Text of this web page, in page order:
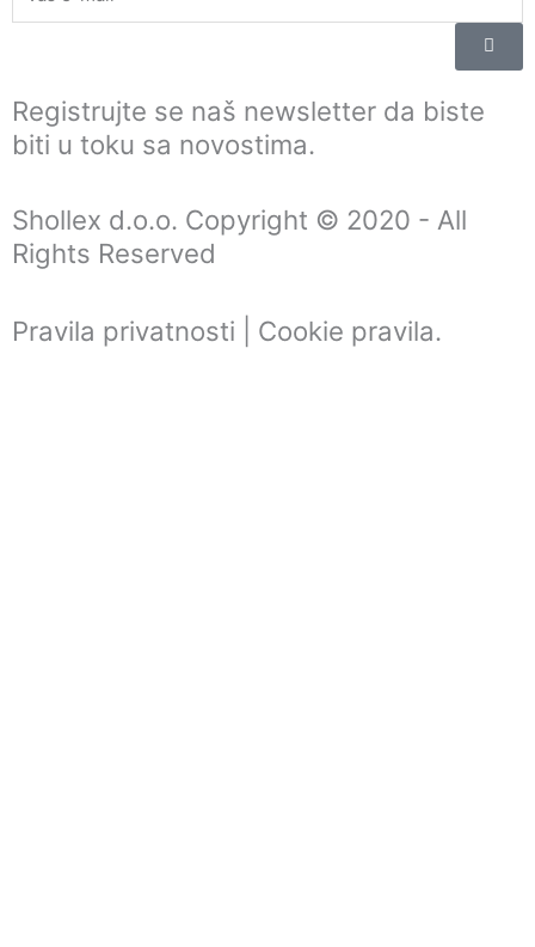
Registrujte se naš newsletter da biste
biti u toku sa novostima.
Shollex d.o.o. Copyright © 2020 - All
Rights Reserved
Pravila privatnosti | Cookie pravila.